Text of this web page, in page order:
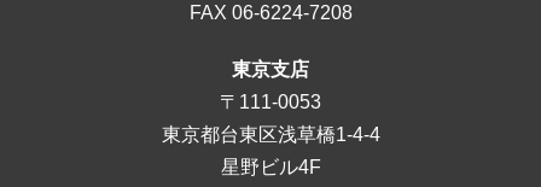
FAX 06-6224-7208
東京支店
〒111-0053
東京都台東区浅草橋1-4-4
星野ビル4F